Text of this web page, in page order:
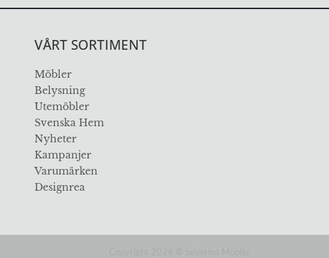
VÅRT SORTIMENT
Möbler
Belysning
Utemöbler
Svenska Hem
Nyheter
Kampanjer
Varumärken
Designrea